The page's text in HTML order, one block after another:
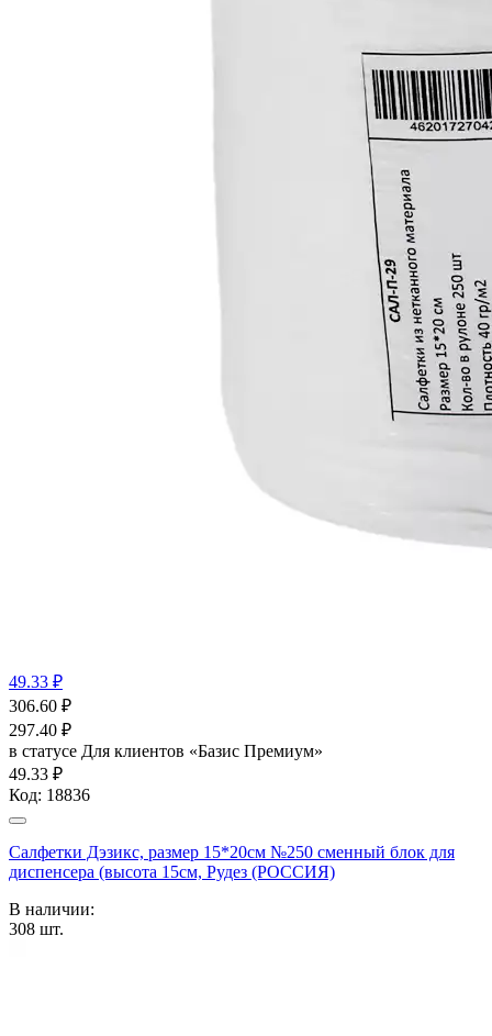
49.33 ₽
306.60 ₽
297.40 ₽
в статусе Для клиентов «Базис Премиум»
49.33 ₽
Код: 18836
Салфетки Дэзикс, размер 15*20см №250 сменный блок для
диспенсера (высота 15см, Рудез (РОССИЯ)
В наличии:
308 шт.